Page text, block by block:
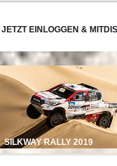
JETZT EINLOGGEN &
SILKWAY RALLY 2019